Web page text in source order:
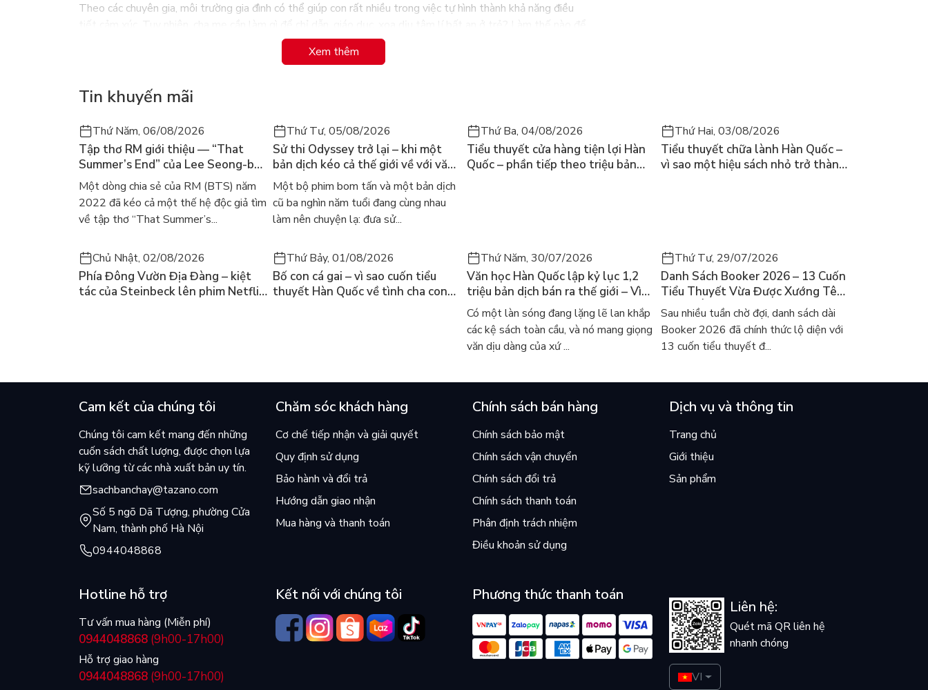
Theo các chuyên gia, môi trường gia đình có thể giúp con rất nhiều trong việc tự hình thành khả năng điều
con có thể tự tin hòa nhập cuộc sống và biết kiểm soát cảm xúc của bản thân? Theo dõi các câu chuyện nhỏ
về anh em song sinh Brett trong bộ sách này, cha mẹ sẽ có được câu trả lời cho riêng mình, cũng như có
Xem thêm
Tin khuyến mãi
Thứ Năm, 06/08/2026
Tập thơ RM giới thiệu — “That
Summer’s End” của Lee Seong-bok
ra mắt bản tiếng Anh sau 4 năm
gây sốt
Một dòng chia sẻ của RM (BTS) năm
2022 đã kéo cả một thế hệ độc giả tìm
về tập thơ “That Summer’s...
Thứ Tư, 05/08/2026
Sử thi Odyssey trở lại – khi một
bản dịch kéo cả thế giới về với văn
học kinh điển
Một bộ phim bom tấn và một bản dịch
cũ ba nghìn năm tuổi đang cùng nhau
làm nên chuyện lạ: đưa sử...
Thứ Ba, 04/08/2026
Tiểu thuyết cửa hàng tiện lợi Hàn
Quốc – phần tiếp theo triệu bản
Thứ Hai, 03/08/2026
Tiểu thuyết chữa lành Hàn Quốc –
vì sao một hiệu sách nhỏ trở thành
Chủ Nhật, 02/08/2026
Phía Đông Vườn Địa Đàng – kiệt
tác của Steinbeck lên phim Netflix
Thứ Bảy, 01/08/2026
Bố con cá gai – vì sao cuốn tiểu
thuyết Hàn Quốc về tình cha con
Thứ Năm, 30/07/2026
Văn học Hàn Quốc lập kỷ lục 1,2
triệu bản dịch bán ra thế giới – Vì
sao cả thế giới đang đọc sách Hàn?
Có một làn sóng đang lặng lẽ lan khắp
các kệ sách toàn cầu, và nó mang giọng
văn dịu dàng của xứ ...
Thứ Tư, 29/07/2026
Danh Sách Booker 2026 – 13 Cuốn
Tiểu Thuyết Vừa Được Xướng Tên
Và Gợi Ý Đọc Cho Người Việt
Sau nhiều tuần chờ đợi, danh sách dài
Booker 2026 đã chính thức lộ diện với
13 cuốn tiểu thuyết đ...
Cam kết của chúng tôi
Chúng tôi cam kết mang đến những
cuốn sách chất lượng, được chọn lựa
kỹ lưỡng từ các nhà xuất bản uy tín.
sachbanchay@tazano.com
Số 5 ngõ Dã Tượng, phường Cửa
Nam, thành phố Hà Nội
0944048868
Chăm sóc khách hàng
Cơ chế tiếp nhận và giải quyết
Quy định sử dụng
Bảo hành và đổi trả
Hướng dẫn giao nhận
Mua hàng và thanh toán
Chính sách bán hàng
Chính sách bảo mật
Chính sách vận chuyển
Chính sách đổi trả
Chính sách thanh toán
Phân định trách nhiệm
Điều khoản sử dụng
Dịch vụ và thông tin
Trang chủ
Giới thiệu
Sản phẩm
Hotline hỗ trợ
Tư vấn mua hàng (Miễn phí)
0944048868 (9h00-17h00)
Hỗ trợ giao hàng
0944048868 (9h00-17h00)
Kết nối với chúng tôi Phương thức thanh toán
Liên hệ:
Quét mã QR liên hệ
nhanh chóng
VI